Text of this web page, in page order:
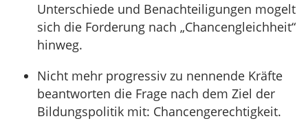
Unterschiede und Benachteiligungen mogelt
sich die Forderung nach „Chancengleichheit“
hinweg.
Nicht mehr progressiv zu nennende Kräfte
beantworten die Frage nach dem Ziel der
Bildungspolitik mit: Chancengerechtigkeit.